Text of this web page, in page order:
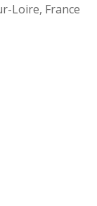
Loire, France